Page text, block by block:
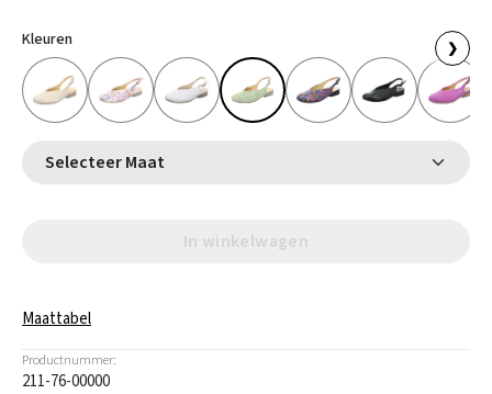
Kleuren ❯
Selecteer Maat
In winkelwagen
Maattabel
Productnummer:
211-76-00000